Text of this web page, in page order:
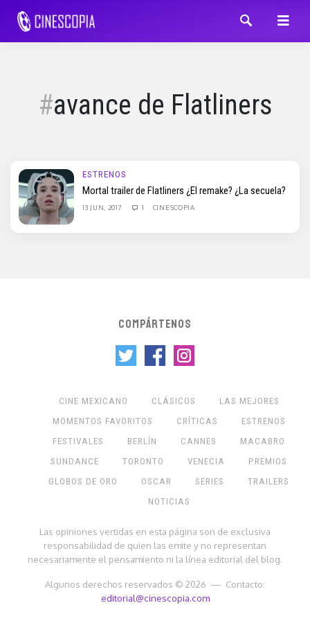
avance de Flatliners
ESTRENOS
Mortal trailer de Flatliners ¿El remake? ¿La secuela?
13 JUN, 2017 1 CINESCOPIA
COMPÁRTENOS
CINE MEXICANO CLÁSICOS
LAS MEJORES
MOMENTOS FAVORITOS
CRÍTICAS
ESTRENOS
FESTIVALES
BERLÍN CANNES
MACABRO
SUNDANCE
TORONTO VENECIA
PREMIOS
GLOBOS DE ORO
OSCAR SERIES
TRAILERS
NOTICIAS
Las opiniones vertidas en esta página son de exclusiva
responsabilidad de quien las emite y no representan
necesariamente el pensamiento ni la línea editorial del blog.
Algunos derechos reservados © 2026 — Contacto:
editorial@cinescopia.com